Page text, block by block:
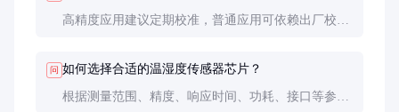
高精度应用建议定期校准，普通应用可依赖出厂校
问 如何选择合适的温湿度传感器芯片？
根据测量范围、精度、响应时间、功耗、接口等参数